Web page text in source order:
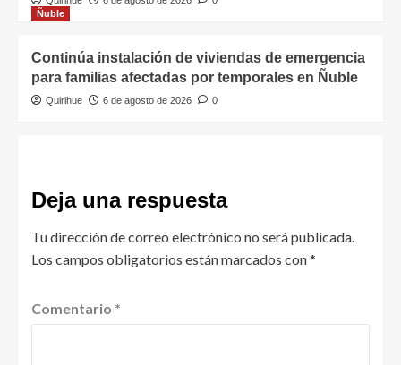
Ñuble
Continúa instalación de viviendas de emergencia
para familias afectadas por temporales en Ñuble
Quirihue 6 de agosto de 2026 0
Deja una respuesta
Tu dirección de correo electrónico no será publicada.
Los campos obligatorios están marcados con*
Comentario *